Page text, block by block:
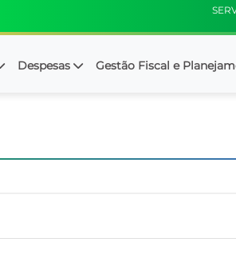
Despesas Gestão Fiscal e